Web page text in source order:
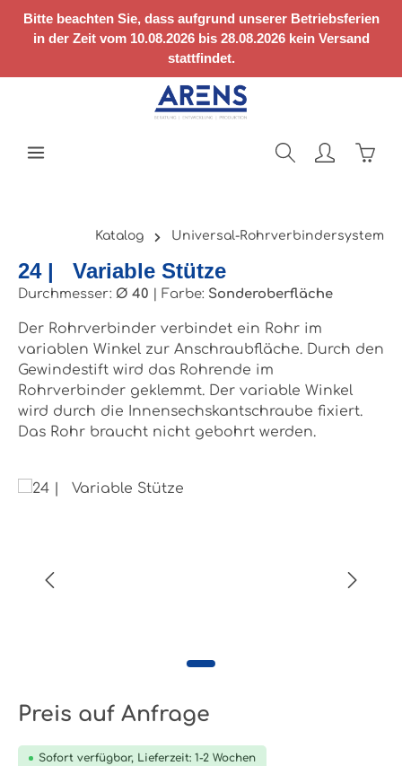
Zum Hauptinhalt springen
Bitte beachten Sie, dass aufgrund unserer Betriebsferien
in der Zeit vom 10.08.2026 bis 28.08.2026 kein Versand
stattfindet.
Katalog Universal-Rohrverbindersystem
24 | Variable Stütze
Durchmesser: Ø 40 Farbe: Sonderoberfläche
Der Rohrverbinder verbindet ein Rohr im
variablen Winkel zur Anschraubfläche. Durch den
Gewindestift wird das Rohrende im
Rohrverbinder geklemmt. Der variable Winkel
wird durch die Innensechskantschraube fixiert.
Das Rohr braucht nicht gebohrt werden.
Bildergalerie überspringen
Preis auf Anfrage
Sofort verfügbar, Lieferzeit: 1-2 Wochen